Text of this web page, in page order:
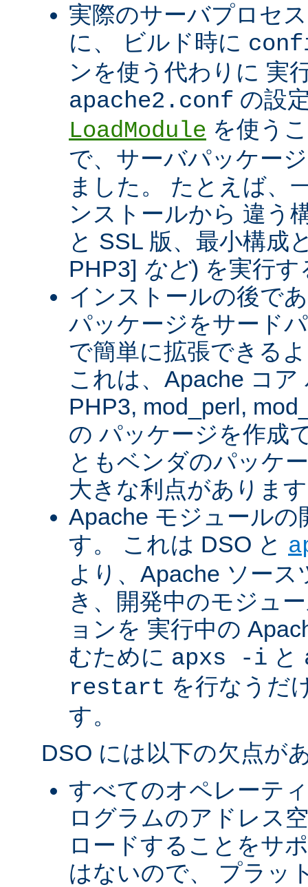
実際のサーバプロセ
に、 ビルド時に
ンを使う代わりに 実
apache2.conf の設
LoadModule を使う
で、サーバパッケー
ました。 たとえば、
ンストールから 違う
と SSL 版、最小構成
PHP3] など) を実行
インストールの後で
パッケージをサード
で簡単に拡張できる
これは、Apache コ
PHP3, mod_perl,
の パッケージを作成
ともベンダのパッケ
大きな利点がありま
Apache モジュール
す。 これは DSO と
より、Apache ソー
き、開発中のモジュ
ョンを 実行中の
むために apxs -i と
restart を行なうだ
す。
DSO には以下の欠点が
すべてのオペレーテ
ログラムのアドレス
ロードすることをサ
はないので、 プラッ